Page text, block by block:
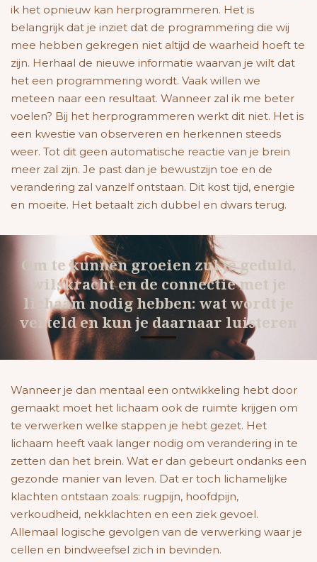
ik het opnieuw kan herprogrammeren. Het is
belangrijk dat je inziet dat de programmering die wij
mee hebben gekregen niet altijd de waarheid hoeft te
zijn. Herhaal de nieuwe informatie waarvan je wilt dat
het een programmering wordt. Vaak willen we
meteen naar een resultaat. Wanneer zal ik me beter
voelen? Bij het herprogrammeren werkt dit niet. Het is
een kwestie van observeren en herkennen steeds
weer. Tot dit geen automatische reactie van je brein
meer zal zijn. Je past dan je bewustzijn toe en de
verandering zal vanzelf ontstaan. Dit kost tijd, energie
en moeite. Het betaalt zich dubbel en dwars terug.
Om te kunnen groeien zul je geduld,
wilskracht en de connectie met je
lichaam nodig hebben: wat wordt je
verteld en kun je daarnaar luisteren
Wanneer je dan mentaal een ontwikkeling hebt door
gemaakt moet het lichaam ook de ruimte krijgen om
te verwerken welke stappen je hebt gezet. Het
lichaam heeft vaak langer nodig om verandering in te
zetten dan het brein. Wat er dan gebeurt ondanks een
gezonde manier van leven. Dat er toch lichamelijke
klachten ontstaan zoals: rugpijn, hoofdpijn,
verkoudheid, nekklachten en een ziek gevoel.
Allemaal logische gevolgen van de verwerking waar je
cellen en bindweefsel zich in bevinden.